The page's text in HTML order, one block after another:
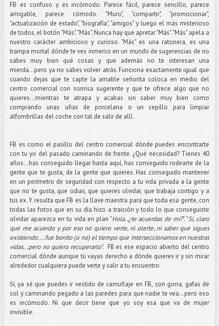
FB es confuso y es incómodo. Parece fácil, parece sencillo, parece
amigable, parece cómodo. "Muro", "compartir", "promocionar",
"actualización de estado", "biografía", "amigos" y luego el más misterioso
de todos, el botón "Más". "Más". Nunca hay que apretar "Más". "Más" apela a
nuestro carácter ambicioso y curioso. "Más" es una ratonera, es una
trampa mortal dónde te ves inmerso en un mundo de sugerencias de no
sabes muy bien qué cosas y que además no te interesan una
mierda...pero ya no sabes volver atrás. Funciona exactamente igual que
cuando dejas que te capte la amable señorita coloca en medio del
centro comercial con sonrisa sugerente y que te ofrece algo que no
quieres...mientras te atrapa y acabas sin saber muy bien como
comprando unas uñas de porcelana o un cepillo para limpiar
alfombrillas del coche con tal de salir de allí.
FB es como el pasillo del centro comercial dónde puedes encontrarte
con tu yo del pasado caminando de frente. ¿Qué necesidad? Tienes 40
años...has conseguido llegar hasta aquí, has conseguido rodearte de la
gente que te gusta, de la gente que quieres. Has conseguido mantener
en un perímetro de seguridad con respecto a tu vida privada a la gente
que no te gusta, que odias, que quieres olvidar, que trabaja contigo y a
tus ex. Y resulta que FB es la llave maestra para que toda esa gente, con
todas las fotos que en su día hizo a traición y todo lo que conseguiste
olvidar aparezca en tu vida en plan "Hola..¿te acuerdas de mí?". "Sí, claro
que me acuerdo y por eso no quiero verte, ni olerte, ni saber que sigues
existiendo....fue bonito (o no) el tiempo que interseccionamos en nuestras
vidas...pero no quiero recuperarlo". FB es ese espacio abierto del centro
comercial dónde aunque tú vayas derecho a dónde quieres ir y sin mirar
alrededor cualquiera puede verte y salir a tu encuentro.
Sí, ya sé que puedes ir vestido de camuflaje en FB, con gorra, gafas de
sol y caminando pegado a las paredes para que nadie te vea...pero eso
es incómodo. Ni que decir tiene que yo soy esa que va de mujer
invisible.